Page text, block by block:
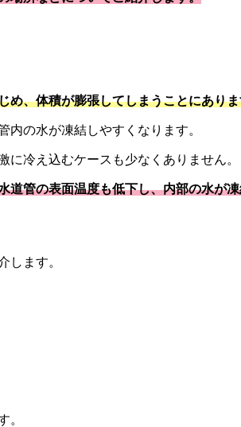
め、体積が膨張してしまうことにあり
の水が凍結しやすくなります。
冷え込むケースも少なくありません。
道管の表面温度も低下し、内部の水が
します。
。